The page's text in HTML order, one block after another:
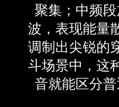
聚集；中频
波，表现能量
调制出尖锐的
斗场景中，这
音就能区分